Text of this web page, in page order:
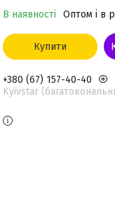
В наявності Оптом і в
Купити
+380 (67) 157-40-40
Kyivstar